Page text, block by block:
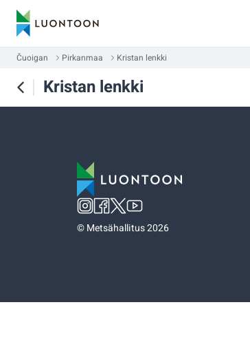
Čuoigan Pirkanmaa Kristan lenkki
Kristan lenkki
©Metsähallitus 2026